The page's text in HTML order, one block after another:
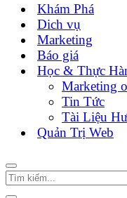
Khám Phá
Dich vụ
Marketing
Báo giá
Học & Thực
Marketing
Tin Tức
Tài Liệu
Quản Trị Web